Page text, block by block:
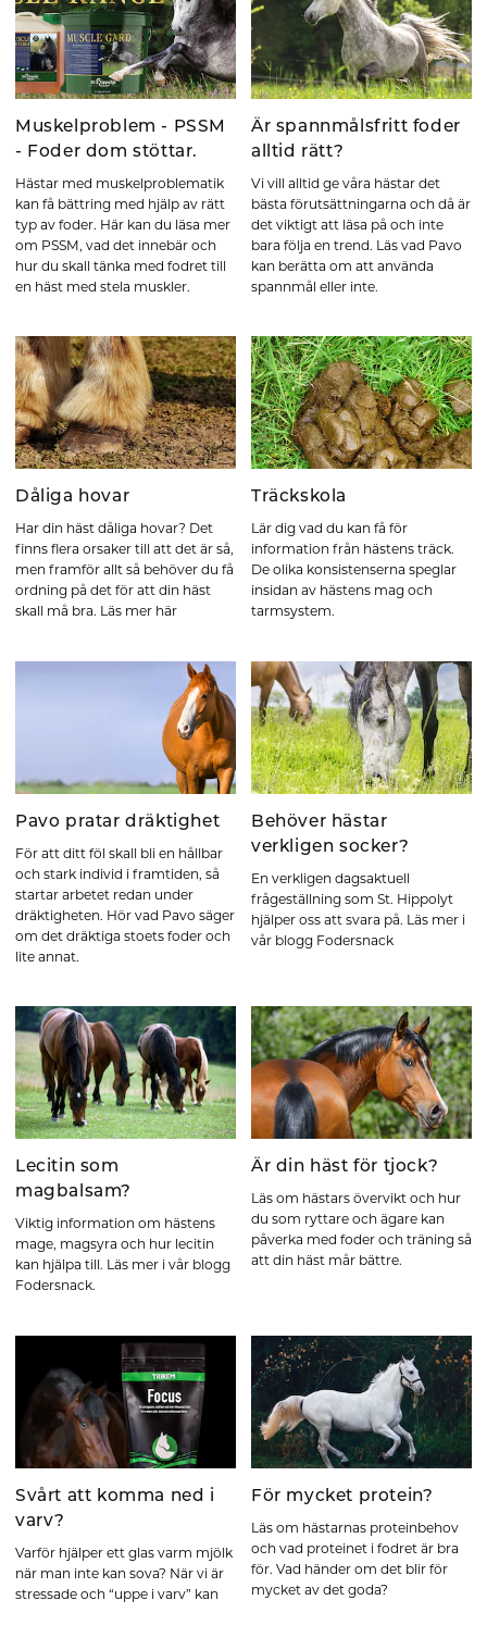
Muskelproblem - PSSM
- Foder dom stöttar.
Hästar med muskelproblematik
kan få bättring med hjälp av rätt
typ av foder. Här kan du läsa mer
om PSSM, vad det innebär och
hur du skall tänka med fodret till
en häst med stela muskler.
Är spannmålsfritt foder
alltid rätt?
Vi vill alltid ge våra hästar det
bästa förutsättningarna och då är
det viktigt att läsa på och inte
bara följa en trend. Läs vad Pavo
kan berätta om att använda
spannmål eller inte.
Dåliga hovar
Har din häst dåliga hovar? Det
finns flera orsaker till att det är så,
men framför allt så behöver du få
ordning på det för att din häst
skall må bra. Läs mer här
Träckskola
Lär dig vad du kan få för
information från hästens träck.
De olika konsistenserna speglar
insidan av hästens mag och
tarmsystem.
Pavo pratar dräktighet
För att ditt föl skall bli en hållbar
och stark individ i framtiden, så
startar arbetet redan under
dräktigheten. Hör vad Pavo säger
om det dräktiga stoets foder och
lite annat.
Behöver hästar
verkligen socker?
En verkligen dagsaktuell
frågeställning som St. Hippolyt
hjälper oss att svara på. Läs mer i
vår blogg Fodersnack
Lecitin som
magbalsam?
Viktig information om hästens
mage, magsyra och hur lecitin
kan hjälpa till. Läs mer i vår blogg
Fodersnack.
Är din häst för tjock?
Läs om hästars övervikt och hur
du som ryttare och ägare kan
påverka med foder och träning så
att din häst mår bättre.
Svårt att komma ned i
varv?
Varför hjälper ett glas varm mjölk
när man inte kan sova? När vi är
stressade och “uppe i varv” kan
För mycket protein?
Läs om hästarnas proteinbehov
och vad proteinet i fodret är bra
för. Vad händer om det blir för
mycket av det goda?